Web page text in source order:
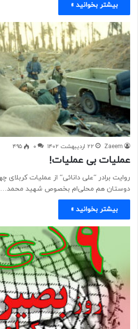
بیشتر بخوانید »
Zaeem ۲۲ اردیبهشت ۱۴۰۲ ۰ ۴۹۵
عملیات بی عملیات!
دوستان هم محلی‌ام بخصوص شهید محمد…
بیشتر بخوانید »